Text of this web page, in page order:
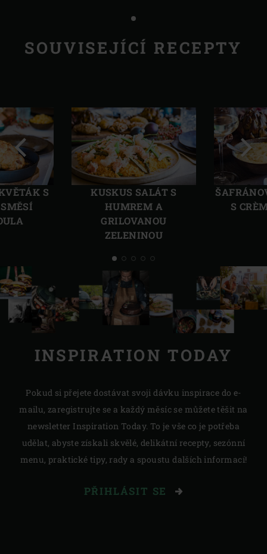
SOUVISEJÍCÍ RECEPTY
S
KUSKUS SALÁT S
HUMREM A
GRILOVANOU
ZELENINOU
S
Předchozí Další
INSPIRATION TODAY
Pokud si přejete dostávat svoji dávku inspirace do e-
mailu, zaregistrujte se a každý měsíc se můžete těšit na
newsletter Inspiration Today. To je vše co je potřeba
udělat, abyste získali skvělé, delikátní recepty, sezónní
menu, praktické tipy, rady a spoustu dalších informací!
PŘIHLÁSIT SE